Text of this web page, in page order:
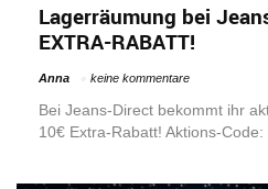
Lagerräumung bei
EXTRA-RABATT!
Anna keine kommentare
Bei Jeans-Direct bekommt ihr
10€ Extra-Rabatt! Aktions-Code: